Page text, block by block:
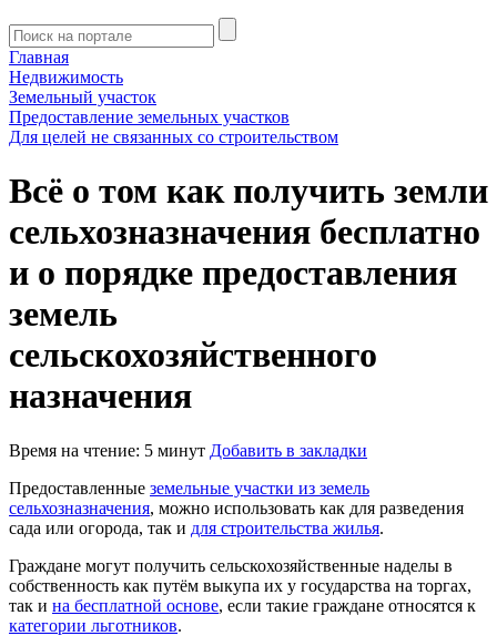
Главная
Недвижимость
Земельный участок
Предоставление земельных участков
Для целей не связанных со строительством
Всё о том как получить земли
сельхозназначения бесплатно
и о порядке предоставления
земель
сельскохозяйственного
назначения
Время на чтение: 5 минут Добавить в закладки
Предоставленные земельные участки из земель
сельхозназначения, можно использовать как для разведения
сада или огорода, так и для строительства жилья.
Граждане могут получить сельскохозяйственные наделы в
собственность как путём выкупа их у государства на торгах,
так и на бесплатной основе, если такие граждане относятся к
категории льготников.